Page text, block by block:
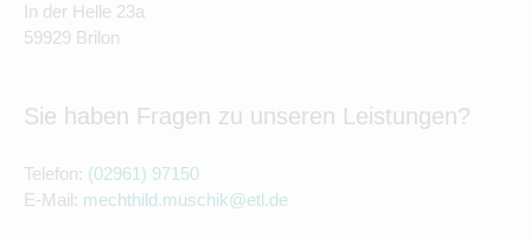
In der Helle 23a
59929 Brilon
Sie haben Fragen zu unseren Leistungen?
Telefon: (02961) 97150
E-Mail: mechthild.muschik@etl.de